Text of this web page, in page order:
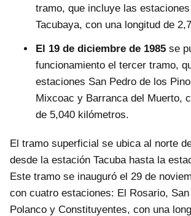
tramo, que incluye las
Tacubaya, con una longitud de
El 19 de diciembre de 1985 se
funcionamiento el tercer tramo,
estaciones San Pedro de los
Mixcoac y Barranca del Muerto,
de 5,040 kilómetros.
El tramo superficial se ubica al norte
desde la estación Tacuba hasta la
Este tramo se inauguró el 29 de
con cuatro estaciones: El Rosario,
Polanco y Constituyentes, con una